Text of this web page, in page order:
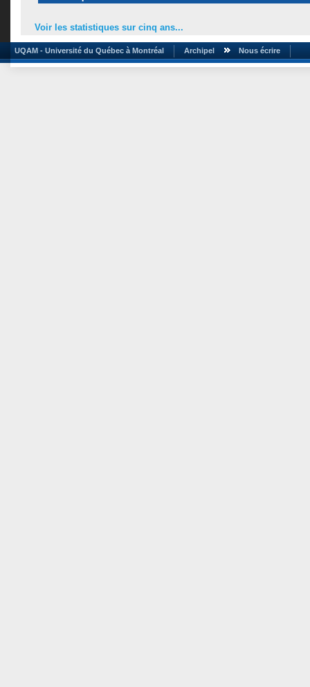
Voir les statistiques sur cinq ans...
UQAM - Université du Québec à Montréal Archipel Nous écrire